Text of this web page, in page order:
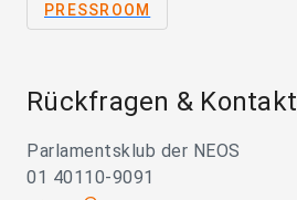
PRESSROOM
Rückfragen & Kontakt
Parlamentsklub der NEOS
01 40110-9091